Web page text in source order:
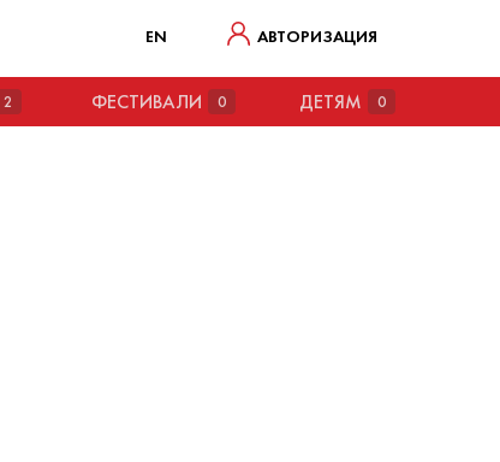
EN АВТОРИЗАЦИЯ
2 ФЕСТИВАЛИ 0 ДЕТЯМ 0